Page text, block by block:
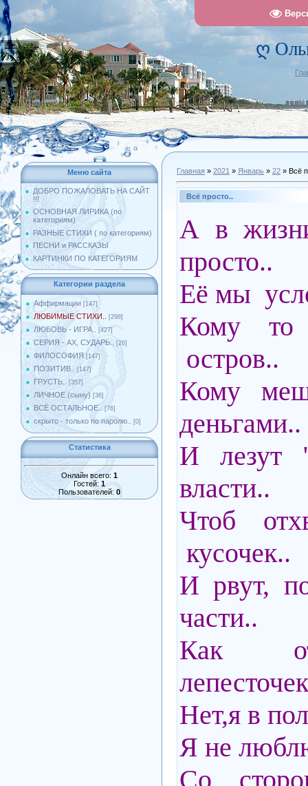
ღ
Меню сайта
ДОБРО ПОЖАЛОВАТЬ НА САЙТ
!!!
ОСНОВНАЯ ЛИРИКА (по
категориям)
РАЗНЫЕ СТИХИ ( по категориям)
ПЕСНИ и РАССКАЗЫ
КАРТИНКИ ПО КАТЕГОРИЯМ
Категории раздела
Аффирмации [147]
ЛЮБИМЫЕ СТИХИ.. [298]
ЛЮБОВЬ - ИГРА.. [427]
СЕРИЯ - АХ, СУДАРЬ.. [26]
ФИЛОСОФИЯ [147]
ПОЗИТИВ.. [147]
ГРУСТЬ.. [357]
ЛИЧНОЕ (сыну) [36]
ВСЁ ОСТАЛЬНОЕ.. [76]
скрыто - только по паролю.. [0]
Статистика
Онлайн всего: 1
Гостей: 1
Пользователей: 0
Главная » 2021 » Январь » 22 » Всё
Всё просто..
А в
просто..
Её мы
Кому то
остров..
Кому
деньгами..
И лезут
власти..
Чтоб
кусочек..
И рвут,
части..
Как
Нет,я в
Я не
Со